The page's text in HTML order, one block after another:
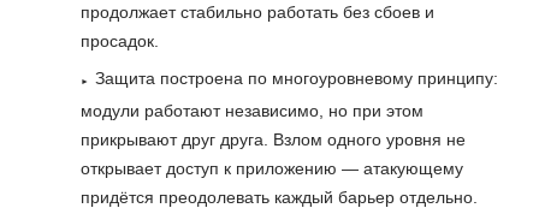
продолжает стабильно работать без сбоев и
просадок.
Защита построена по многоуровневому принципу:
модули работают независимо, но при этом
прикрывают друг друга. Взлом одного уровня не
открывает доступ к приложению — атакующему
придётся преодолевать каждый барьер отдельно.